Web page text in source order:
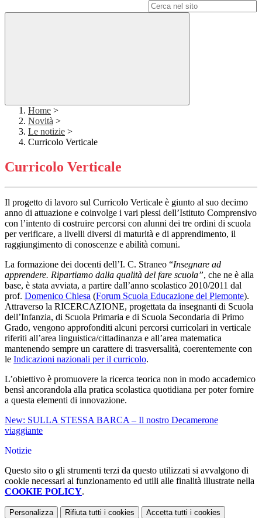
Home >
Novità >
Le notizie >
Curricolo Verticale
Curricolo Verticale
Il progetto di lavoro sul Curricolo Verticale è giunto al suo decimo
anno di attuazione e coinvolge i vari plessi dell’Istituto Comprensivo
con l’intento di costruire percorsi con alunni dei tre ordini di scuola
per verificare, a livelli diversi di maturità e di apprendimento, il
raggiungimento di conoscenze e abilità comuni.
La formazione dei docenti dell’I. C. Straneo “Insegnare ad
apprendere. Ripartiamo dalla qualità del fare scuola”, che ne è alla
base, è stata avviata, a partire dall’anno scolastico 2010/2011 dal
prof. Domenico Chiesa (Forum Scuola Educazione del Piemonte).
Attraverso la RICERCAZIONE, progettata da insegnanti di Scuola
dell’Infanzia, di Scuola Primaria e di Scuola Secondaria di Primo
Grado, vengono approfonditi alcuni percorsi curricolari in verticale
riferiti all’area linguistica/cittadinanza e all’area matematica
mantenendo sempre un carattere di trasversalità, coerentemente con
le Indicazioni nazionali per il curricolo.
L’obiettivo è promuovere la ricerca teorica non in modo accademico
bensì ancorandola alla pratica scolastica quotidiana per poter fornire
a questa elementi di innovazione.
New: SULLA STESSA BARCA – Il nostro Decamerone
viaggiante
Notizie
Questo sito o gli strumenti terzi da questo utilizzati si avvalgono di
cookie necessari al funzionamento ed utili alle finalità illustrate nella
COOKIE POLICY.
Personalizza Rifiuta tutti i cookies Accetta tutti i cookies